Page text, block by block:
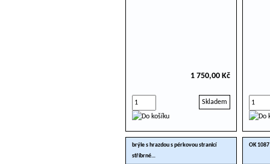
1 750,00 Kč
Skladem
brýle s hrazdou s pérkovou stranicí
stříbrné…
OK